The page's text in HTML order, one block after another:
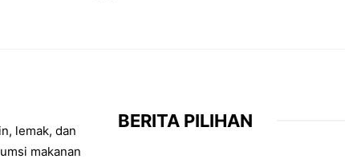
lemak, dan
makanan
BERITA PILIHAN